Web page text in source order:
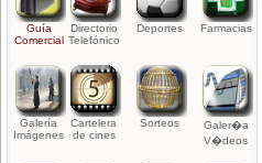
Guía
Comercial
Directorio
Telefónico
Deportes Farmacias
Galería
Imágenes
Cartelera
de cines
Sorteos
Galer�a
V�deos